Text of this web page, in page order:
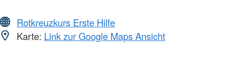
Rotkreuzkurs Erste Hilfe
Karte: Link zur Google Maps Ansicht